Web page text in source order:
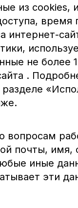
из cookies,
время
интернет-
не более
.
почты,
иные
эти